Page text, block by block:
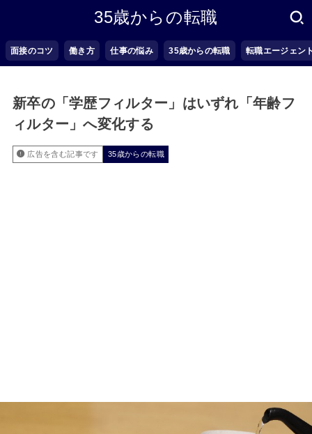
35歳からの転職
面接のコツ 働き方 仕事の悩み 35歳からの転職 転職エージェン
新卒の「学歴フィルター」はいずれ「年齢フ
ィルター」へ変化する
広告を含む記事です 35歳からの転職